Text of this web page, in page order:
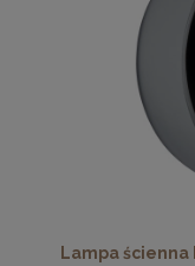
Lampa ścienna